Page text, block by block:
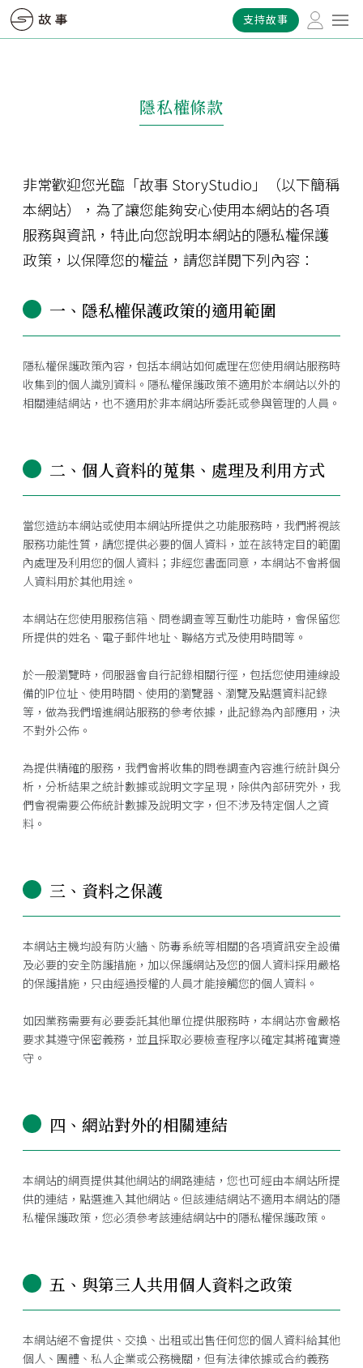
支持故事
隱私權條款
非常歡迎您光臨「故事 StoryStudio」（以下簡稱
本網站），為了讓您能夠安心使用本網站的各項
服務與資訊，特此向您說明本網站的隱私權保護
政策，以保障您的權益，請您詳閱下列內容：
一、隱私權保護政策的適用範圍
隱私權保護政策內容，包括本網站如何處理在您使用網站服務時
收集到的個人識別資料。隱私權保護政策不適用於本網站以外的
相關連結網站，也不適用於非本網站所委託或參與管理的人員。
二、個人資料的蒐集、處理及利用方式
當您造訪本網站或使用本網站所提供之功能服務時，我們將視該
服務功能性質，請您提供必要的個人資料，並在該特定目的範圍
內處理及利用您的個人資料；非經您書面同意，本網站不會將個
人資料用於其他用途。
本網站在您使用服務信箱、問卷調查等互動性功能時，會保留您
所提供的姓名、電子郵件地址、聯絡方式及使用時間等。
於一般瀏覽時，伺服器會自行記錄相關行徑，包括您使用連線設
備的IP位址、使用時間、使用的瀏覽器、瀏覽及點選資料記錄
等，做為我們增進網站服務的參考依據，此記錄為內部應用，決
不對外公佈。
為提供精確的服務，我們會將收集的問卷調查內容進行統計與分
析，分析結果之統計數據或說明文字呈現，除供內部研究外，我
們會視需要公佈統計數據及說明文字，但不涉及特定個人之資
料。
三、資料之保護
本網站主機均設有防火牆、防毒系統等相關的各項資訊安全設備
及必要的安全防護措施，加以保護網站及您的個人資料採用嚴格
的保護措施，只由經過授權的人員才能接觸您的個人資料。
如因業務需要有必要委託其他單位提供服務時，本網站亦會嚴格
要求其遵守保密義務，並且採取必要檢查程序以確定其將確實遵
守。
四、網站對外的相關連結
本網站的網頁提供其他網站的網路連結，您也可經由本網站所提
供的連結，點選進入其他網站。但該連結網站不適用本網站的隱
私權保護政策，您必須參考該連結網站中的隱私權保護政策。
五、與第三人共用個人資料之政策
本網站絕不會提供、交換、出租或出售任何您的個人資料給其他
個人、團體、私人企業或公務機關，但有法律依據或合約義務